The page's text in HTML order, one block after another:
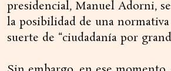
presidencial, Manuel Adorni,
la posibilidad de una
suerte de “ciudadanía por